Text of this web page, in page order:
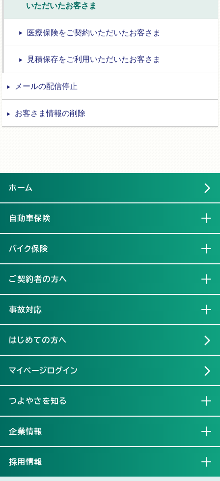
いただいたお客さま
医療保険をご契約いただいたお客さま
見積保存をご利用いただいたお客さま
メールの配信停止
お客さま情報の削除
ホーム
自動車保険
バイク保険
ご契約者の方へ
事故対応
はじめての方へ
マイページログイン
つよやさを知る
企業情報
採用情報